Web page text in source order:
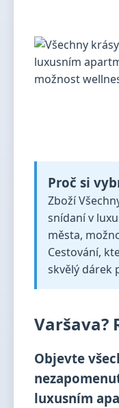
Proč si
Zboží
snídaní v
města,
Cestování,
skvělý dárek
Varšava?
Objevte
luxusním